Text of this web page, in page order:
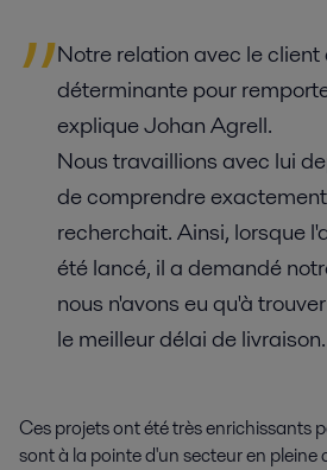
Notre relation avec le client
déterminante pour
explique Johan Agrell.
Nous travaillions avec lui
de comprendre
recherchait. Ainsi, lorsque
été lancé, il a demandé
nous n'avons eu qu'à
le meilleur délai de livraison.
Ces projets ont été très enrichissants
sont à la pointe d'un secteur en pleine